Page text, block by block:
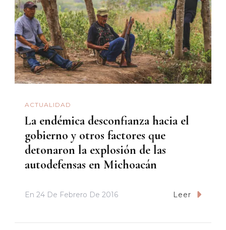
ACTUALIDAD
La endémica desconfianza hacia el
gobierno y otros factores que
detonaron la explosión de las
autodefensas en Michoacán
En 24 De Febrero De 2016 Leer